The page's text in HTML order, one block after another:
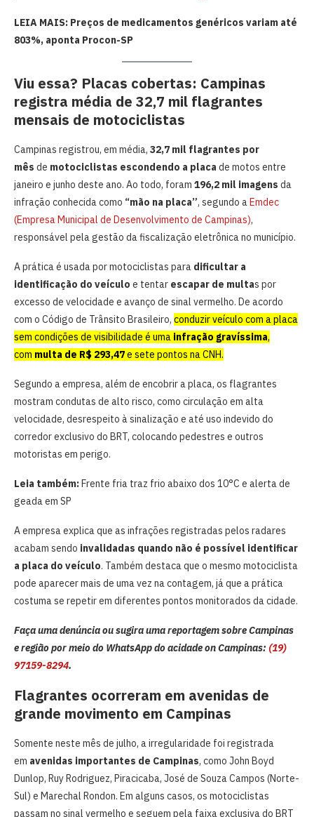
LEIA MAIS: Preços de medicamentos genéricos variam até
803%, aponta Procon-SP
Viu essa? Placas cobertas: Campinas
registra média de 32,7 mil flagrantes
mensais de motociclistas
Campinas registrou, em média, 32,7 mil flagrantes por
mês de motociclistas escondendo a placa de motos entre
janeiro e junho deste ano. Ao todo, foram 196,2 mil imagens da
infração conhecida como “mão na placa”, segundo aEmdec
(Empresa Municipal de Desenvolvimento de Campinas),
responsável pela gestão da fiscalização eletrônica no município.
A prática é usada por motociclistas para dificultar a
identificação do veículo e tentar escapar de multas por
excesso de velocidade e avanço de sinal vermelho. De acordo
com o Código de Trânsito Brasileiro, conduzir veículo com a placa
sem condições de visibilidade é uma infração gravíssima,
com multa de R$ 293,47e sete pontos na CNH.
Segundo a empresa, além de encobrir a placa, os flagrantes
mostram condutas de alto risco, como circulação em alta
velocidade, desrespeito à sinalização e até uso indevido do
corredor exclusivo do BRT, colocando pedestres e outros
motoristas em perigo.
Leia também:Frente fria traz frio abaixo dos 10°C e alerta de
geada em SP
A empresa explica que as infrações registradas pelos radares
acabam sendo invalidadas quando não é possível identificar
a placa do veículo. Também destaca que o mesmo motociclista
pode aparecer mais de uma vez na contagem, já que a prática
costuma se repetir em diferentes pontos monitorados da cidade.
Faça uma denúncia ou sugira uma reportagem sobre Campinas
e região por meio do WhatsApp do acidade on Campinas: (19)
97159-8294.
Flagrantes ocorreram em avenidas de
grande movimento em Campinas
Somente neste mês de julho, a irregularidade foi registrada
em avenidas importantes de Campinas, como John Boyd
Dunlop, Ruy Rodriguez, Piracicaba, José de Souza Campos (Norte-
Sul) e Marechal Rondon. Em alguns casos, os motociclistas
passam no sinal vermelho e seguem pela faixa exclusiva do BRT